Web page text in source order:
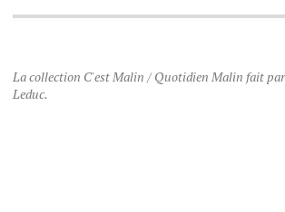
La collection C'est Malin / Quotidien Malin fait
Leduc.